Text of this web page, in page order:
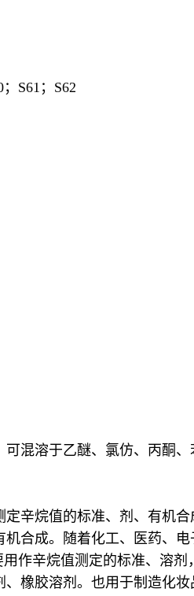
S61；S62
混溶于乙醚、氯仿、丙酮、
辛烷值的标准、剂、有机
合成。随着化工、医药、
用作辛烷值测定的标准、溶
橡胶溶剂。也用于制造化